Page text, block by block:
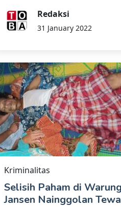
Redaksi
31 January 2022
Kriminalitas
Selisih Paham di
Jansen Nainggolan